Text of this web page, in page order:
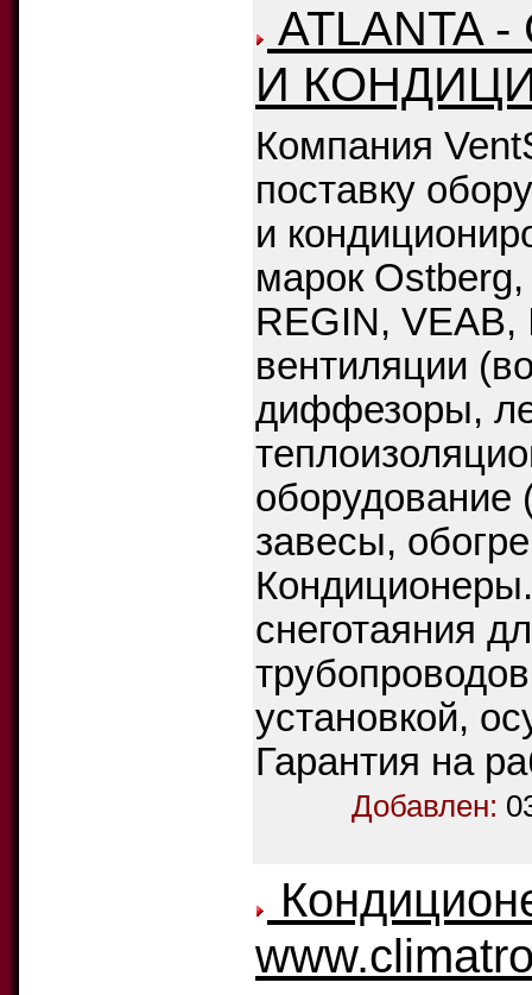
И
Компания
поставку
и
марок
REGIN, VEAB,
вентиляции
диффезоры,
оборудование
завесы,
снеготаяния
установкой,
Гарантия на
Добавлен: